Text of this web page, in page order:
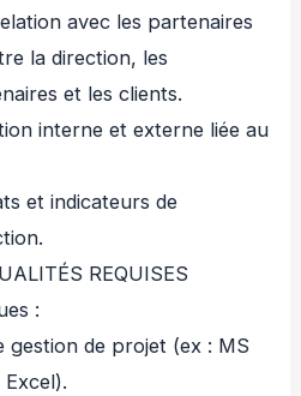
avec les partenaires
la direction, les
et les clients.
interne et externe liée au
et indicateurs de
REQUISES
:
gestion de projet (ex : MS